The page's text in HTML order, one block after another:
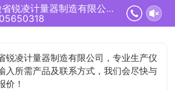
安徽省锐凌计量器制造有限公司正在为您服务
锐凌计量器制造有限公司，专业生产仪
入所需产品及联系方式，我们会尽快与
价！